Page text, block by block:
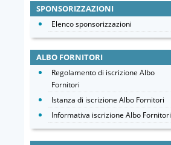
SPONSORIZZAZIONI
Elenco sponsorizzazioni
ALBO FORNITORI
Regolamento di iscrizione Albo
Fornitori
Istanza di iscrizione Albo Fornitori
Informativa iscrizione Albo Fornitori